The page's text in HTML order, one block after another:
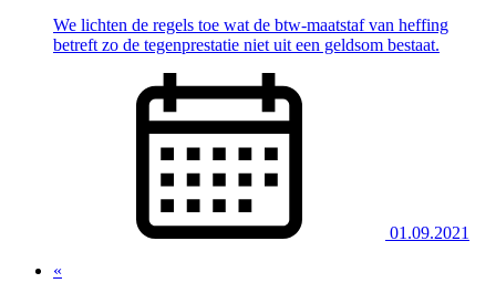
We lichten de regels toe wat de btw-maatstaf van heffing
betreft zo de tegenprestatie niet uit een geldsom bestaat.
01.09.2021
«